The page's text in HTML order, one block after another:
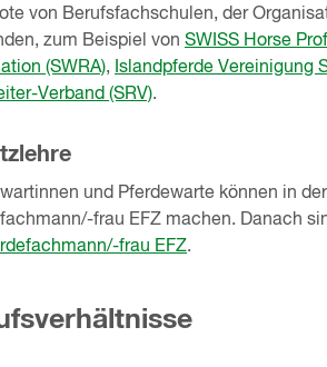
von Berufsfachschulen, der
zum Beispiel von SWISS Horse
(SWRA), Islandpferde Vereinigung
Verband (SRV).
und Pferdewarte können in
frau EFZ machen. Danach
frau EFZ.